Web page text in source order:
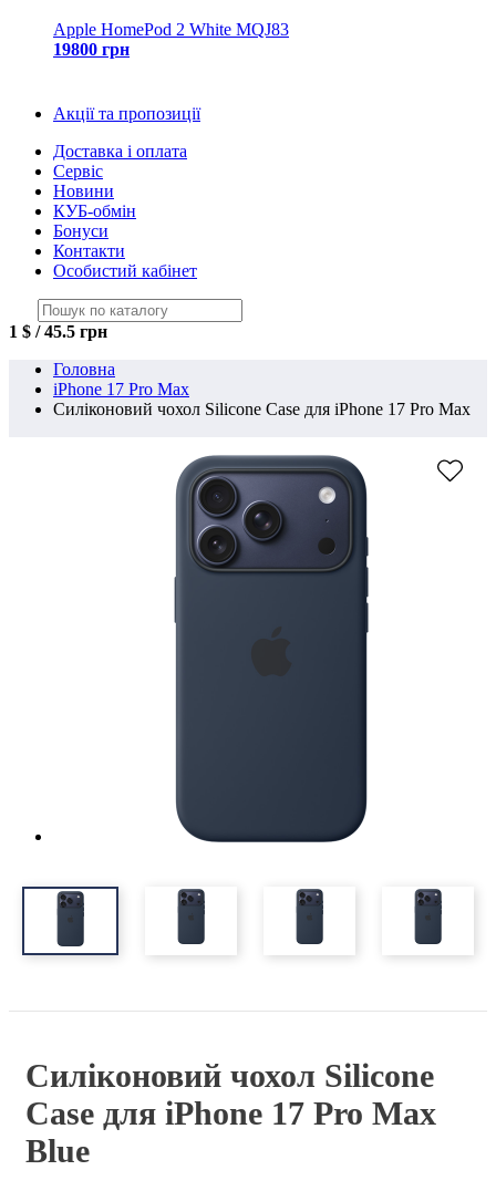
Apple HomePod 2 White MQJ83
19800 грн
Акції та пропозиції
Доставка і оплата
Сервіс
Новини
КУБ-обмін
Бонуси
Контакти
Особистий кабінет
1 $ / 45.5 грн
Головна
iPhone 17 Pro Max
Силіконовий чохол Silicone Case для iPhone 17 Pro Max
Силіконовий чохол Silicone
Case для iPhone 17 Pro Max
Blue